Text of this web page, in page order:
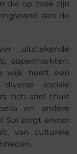
die op zoek zijn
aan de
uitstekende
supermarkten,
wijk heeft een
sociale
zich snel thuis
en andere
Sol zorgt ervoor
van culturele